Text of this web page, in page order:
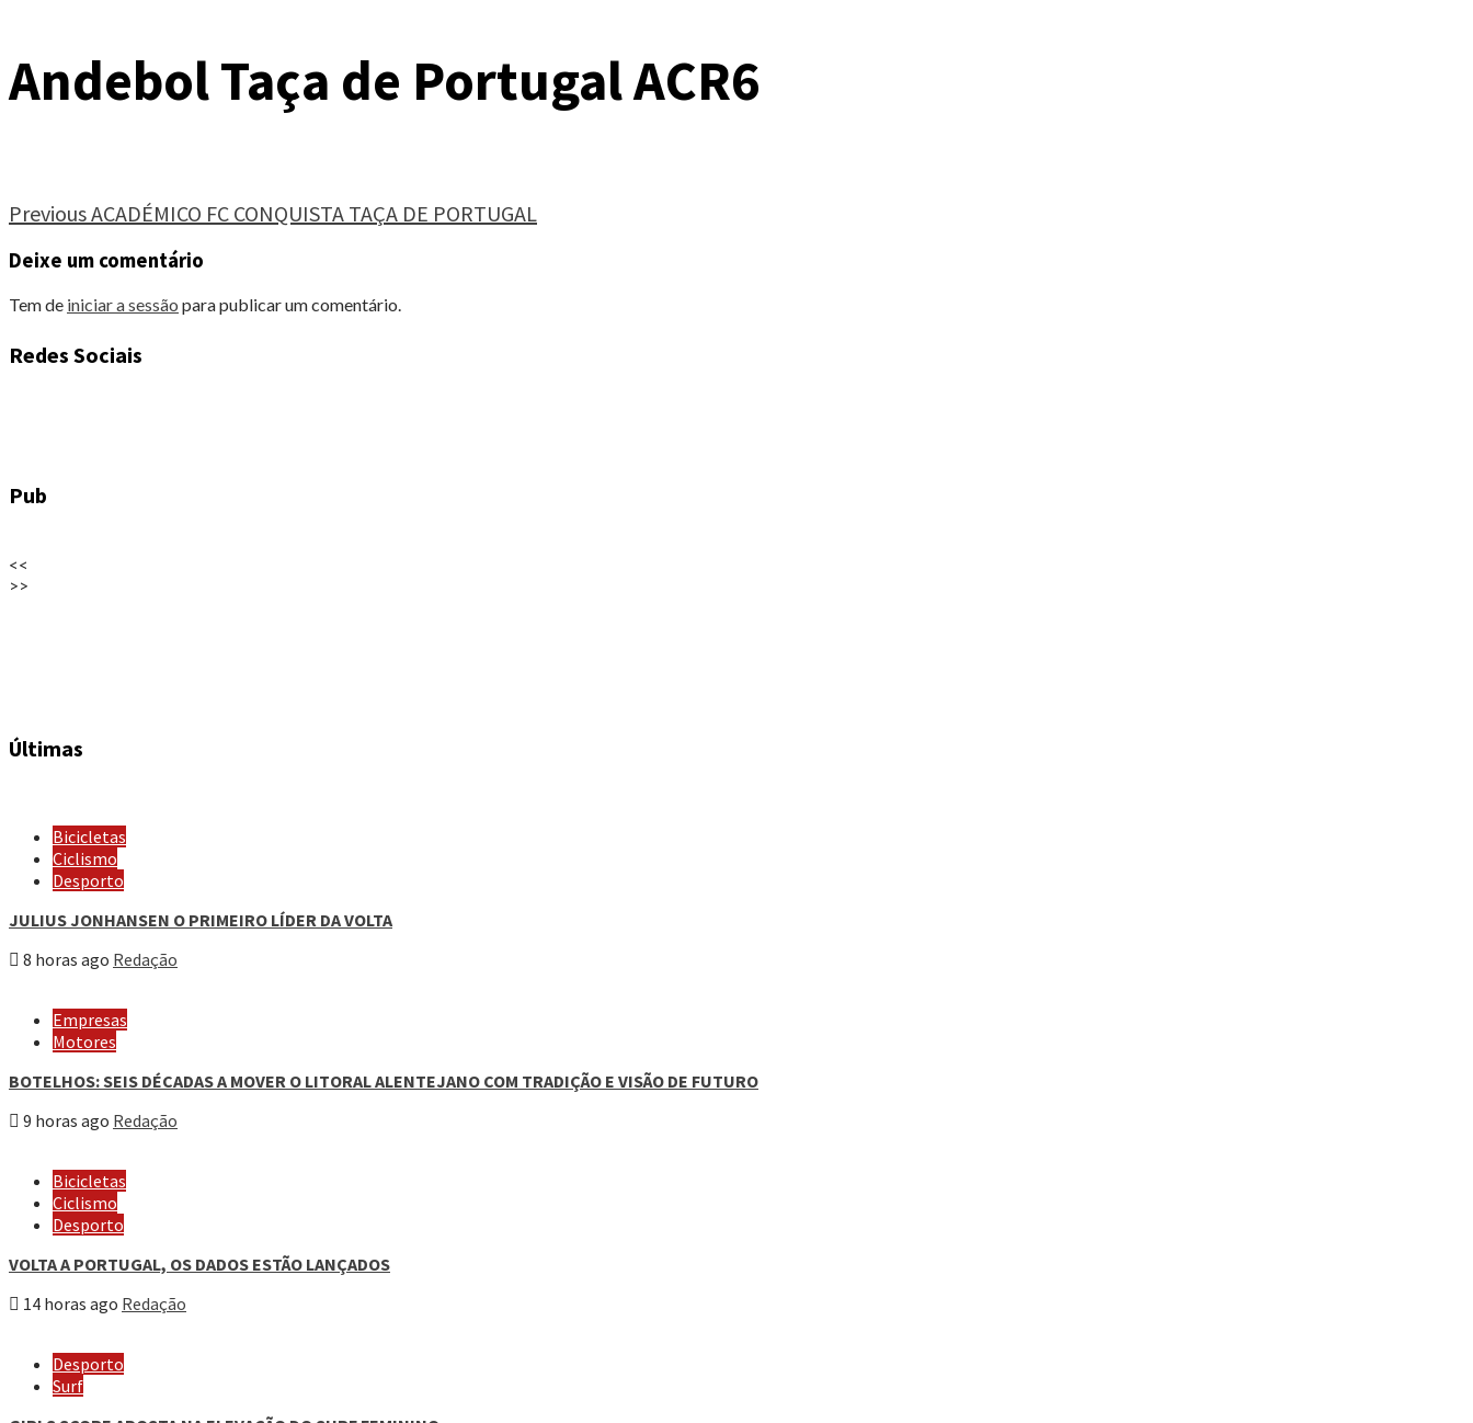
Andebol Taça de Portugal ACR6
Continue
Reading
PreviousACADÉMICO FC CONQUISTA TAÇA DE PORTUGAL
Deixe um comentário
Tem de iniciar a sessão para publicar um comentário.
Redes Sociais
Pub
<<
>>
Últimas
Bicicletas
Ciclismo
Desporto
JULIUS JONHANSEN O PRIMEIRO LÍDER DA VOLTA
8 horas ago Redação
Empresas
Motores
BOTELHOS: SEIS DÉCADAS A MOVER O LITORAL ALENTEJANO COM TRADIÇÃO E VISÃO DE FUTURO
9 horas ago Redação
Bicicletas
Ciclismo
Desporto
VOLTA A PORTUGAL, OS DADOS ESTÃO LANÇADOS
14 horas ago Redação
Desporto
Surf